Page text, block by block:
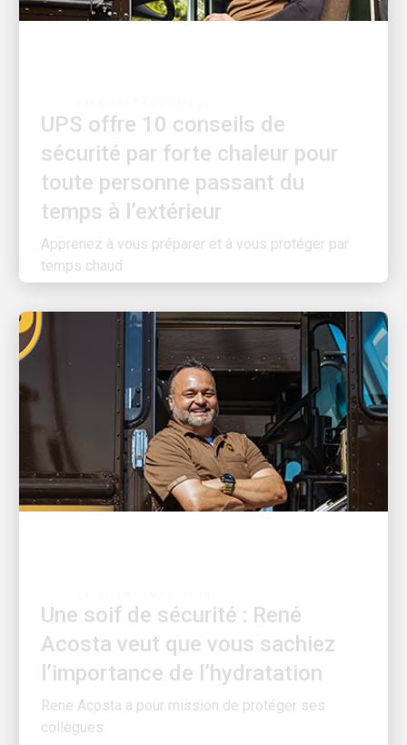
sécurité par forte chaleur pour
toute personne passant du
temps à l’extérieur
Apprenez à vous préparer et à vous protéger par
temps chaud
Acosta veut que vous sachiez
l’importance de l’hydratation
Rene Acosta a pour mission de protéger ses
collègues